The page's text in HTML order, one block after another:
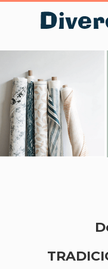
Skip